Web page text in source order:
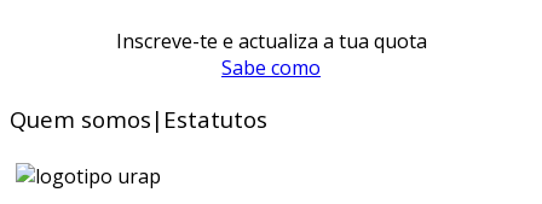
Inscreve-te e actualiza a tua quota
Sabe como
Quem somos|Estatutos